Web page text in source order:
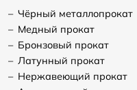
– Чёрный металлопрокат
– Медный прокат
– Бронзовый прокат
– Латунный прокат
– Нержавеющий прокат